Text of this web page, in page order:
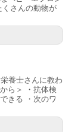
さんの動物が
養士さんに教わ
ら＞ ・抗体検
きる ・次のワ